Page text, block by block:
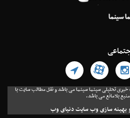
خبری تحلیلی سینما سینما می باشد و نقل مطالب سایت با
بلامانع می باشد.
بهینه سازی وب سایتدنیای وب